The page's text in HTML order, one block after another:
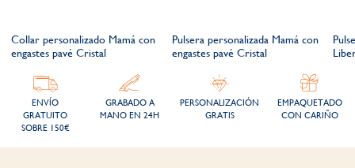
Collar personalizado Mamá con
engastes pavé Cristal
Pulsera personalizada Mamá con
engastes pavé Cristal
ENVÍO
GRATUITO
SOBRE 150€
GRABADO A
MANO EN 24H
PERSONALIZACIÓN
GRATIS
EMPAQUETADO
CON CARIÑO